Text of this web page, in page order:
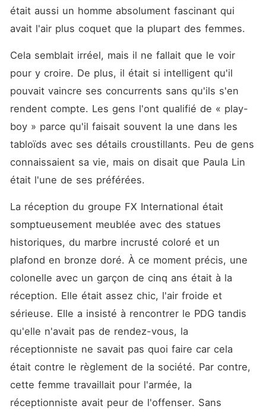
fossé qui les séparait
pourra-t-il disparaitre ?
Choisissez cette histoire et
était aussi un homme absolument fascinant qui
avait l'air plus coquet que la plupart des femmes.
Cela semblait irréel, mais il ne fallait que le voir
pour y croire. De plus, il était si intelligent qu'il
pouvait vaincre ses concurrents sans qu'ils s'en
rendent compte. Les gens l'ont qualifié de « play-
boy » parce qu'il faisait souvent la une dans les
tabloïds avec ses détails croustillants. Peu de gens
connaissaient sa vie, mais on disait que Paula Lin
était l'une de ses préférées.
La réception du groupe FX International était
somptueusement meublée avec des statues
historiques, du marbre incrusté coloré et un
plafond en bronze doré. À ce moment précis, une
colonelle avec un garçon de cinq ans était à la
réception. Elle était assez chic, l'air froide et
sérieuse. Elle a insisté à rencontrer le PDG tandis
qu'elle n'avait pas de rendez-vous, la
réceptionniste ne savait pas quoi faire car cela
était contre le règlement de la société. Par contre,
cette femme travaillait pour l'armée, la
réceptionniste avait peur de l'offenser. Sans